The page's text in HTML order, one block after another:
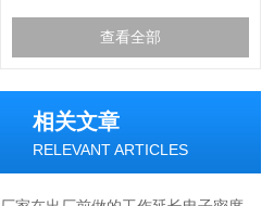
查看全部
相关文章
RELEVANT ARTICLES